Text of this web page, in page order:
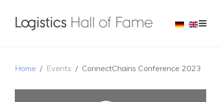
Home Events ConnectChains Conference 2023